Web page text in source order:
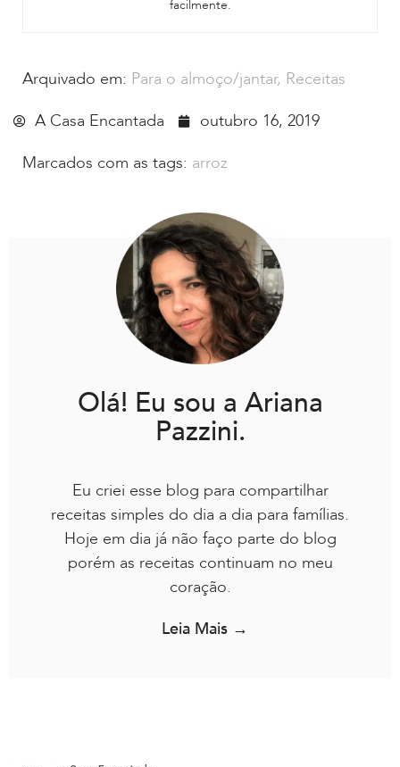
facilmente.
Arquivado em: Para o almoço/jantar, Receitas
A Casa Encantada
outubro 16, 2019
Marcados com as tags: arroz
Olá! Eu sou a Ariana
Pazzini.
Eu criei esse blog para compartilhar
receitas simples do dia a dia para famílias.
Hoje em dia já não faço parte do blog
porém as receitas continuam no meu
coração.
Leia Mais →